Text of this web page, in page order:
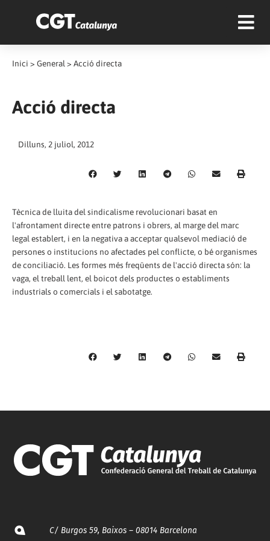
Inici > General > Acció directa
Acció directa
Dilluns, 2 juliol, 2012
Tècnica de lluita del sindicalisme revolucionari basat en
l'afrontament directe entre patrons i obrers, al marge del marc
legal establert, i en la negativa a acceptar qualsevol mediació de
persones o institucions no afectades pel conflicte, o bé organismes
de conciliació. Les formes més freqüents de l'acció directa són: la
vaga, el treball lent, el boicot dels productes o establiments
industrials o comercials i el sabotatge.
C/ Burgos 59, Baixos – 08014 Barcelona